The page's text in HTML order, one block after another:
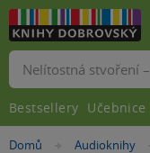
Nacházíte
Domů Audioknihy
Vyhledávání
Bestsellery Učebnice